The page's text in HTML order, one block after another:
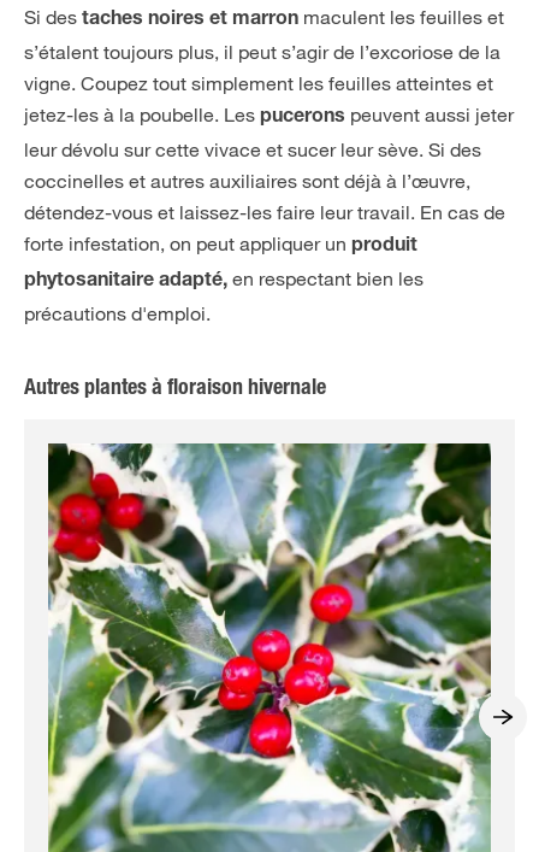
Si des taches noires et marron maculent les feuilles et
s’étalent toujours plus, il peut s’agir de l’excoriose de la
vigne. Coupez tout simplement les feuilles atteintes et
jetez-les à la poubelle. Les pucerons peuvent aussi jeter
leur dévolu sur cette vivace et sucer leur sève. Si des
coccinelles et autres auxiliaires sont déjà à l’œuvre,
détendez-vous et laissez-les faire leur travail. En cas de
forte infestation, on peut appliquer un produit
phytosanitaire adapté, en respectant bien les
précautions d'emploi.
Autres plantes à floraison hivernale